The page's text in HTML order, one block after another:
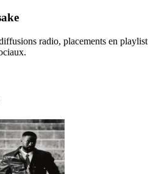
radio, placements en playlist